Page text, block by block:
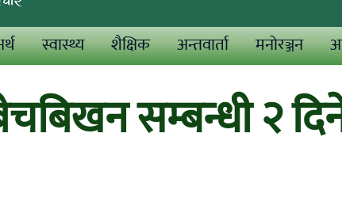
स्वास्थ्य शैक्षिक अन्तवार्ता मनोरञ्जन
सम्बन्धी २